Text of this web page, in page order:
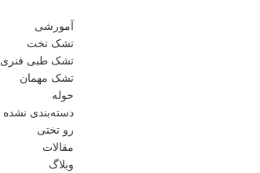
آمورشی
تشک تخت
تشک طبی فنری
تشک مهمان
حوله
دسته‌بندی نشده
رو تختی
مقالات
وبلاگ